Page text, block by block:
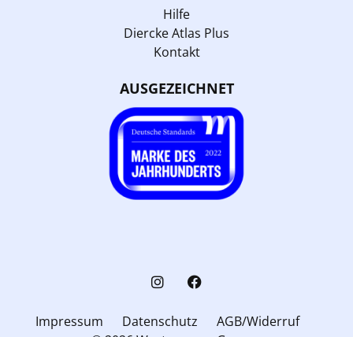
Hilfe
Diercke Atlas Plus
Kontakt
AUSGEZEICHNET
Impressum Datenschutz
AGB/Widerruf